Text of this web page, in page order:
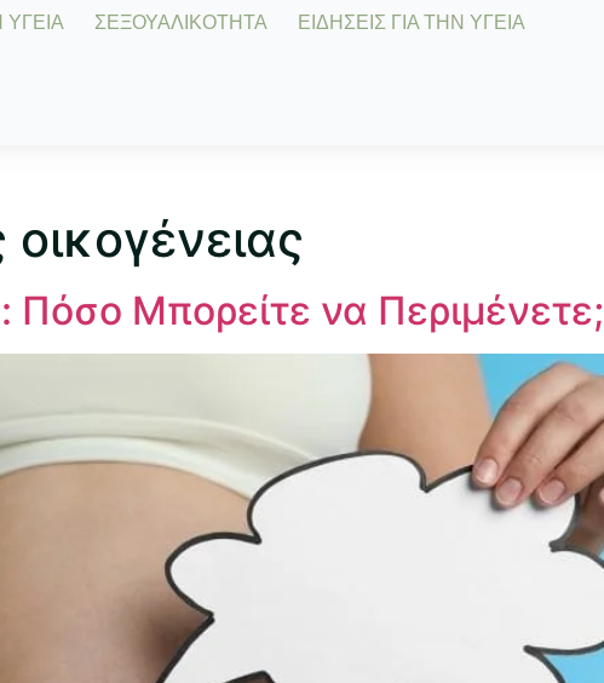
ΥΓΕΙΑ ΣΕΞΟΥΑΛΙΚΟΤΗΤΑ ΕΙΔΗΣΕΙΣ ΓΙΑ ΤΗΝ ΥΓΕΙΑ
Πόσο Μπορείτε να Περιμένετε;